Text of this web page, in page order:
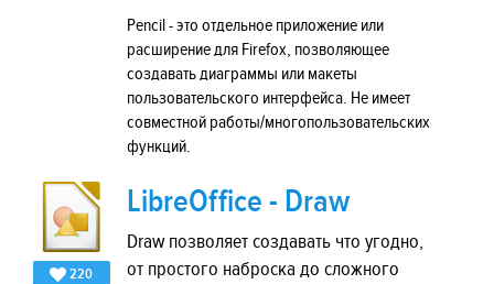
Pencil - это отдельное приложение или
расширение для Firefox, позволяющее
создавать диаграммы или макеты
пользовательского интерфейса. Не имеет
совместной работы/многопользовательских
функций.
220
LibreOffice - Draw
Draw позволяет создавать что угодно,
от простого наброска до сложного